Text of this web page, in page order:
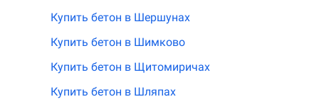
Купить бетон в Шершунах
Купить бетон в Шимково
Купить бетон в Щитомиричах
Купить бетон в Шляпах